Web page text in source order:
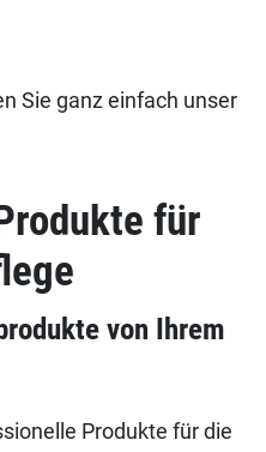
Sie ganz einfach unser
für
von Ihrem
Produkte für die